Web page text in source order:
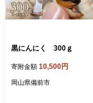
黒にんにく 300ｇ
寄附金額 10,500円
岡山県備前市